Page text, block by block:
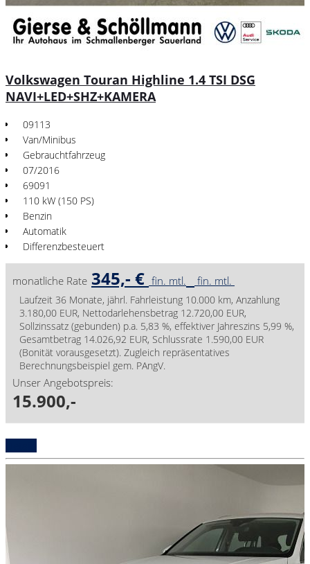
Volkswagen Touran Highline 1.4 TSI DSG
NAVI+LED+SHZ+KAMERA
09113
Van/Minibus
Gebrauchtfahrzeug
07/2016
69091
110 kW (150 PS)
Benzin
Automatik
Differenzbesteuert
monatliche Rate 345,- € fin. mtl. fin. mtl.
Laufzeit 36 Monate, jährl. Fahrleistung 10.000 km, Anzahlung
3.180,00 EUR, Nettodarlehensbetrag 12.720,00 EUR,
Sollzinssatz (gebunden) p.a. 5,83 %, effektiver Jahreszins 5,99 %,
Gesamtbetrag 14.026,92 EUR, Schlussrate 1.590,00 EUR
(Bonität vorausgesetzt). Zugleich repräsentatives
Berechnungsbeispiel gem. PAngV.
Unser Angebotspreis:
15.900,-